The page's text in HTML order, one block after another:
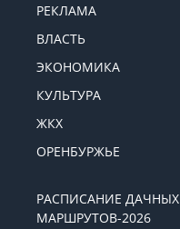
РЕКЛАМА
ВЛАСТЬ
ЭКОНОМИКА
КУЛЬТУРА
ЖКХ
ОРЕНБУРЖЬЕ
РАСПИСАНИЕ ДАЧНЫХ
МАРШРУТОВ-2026